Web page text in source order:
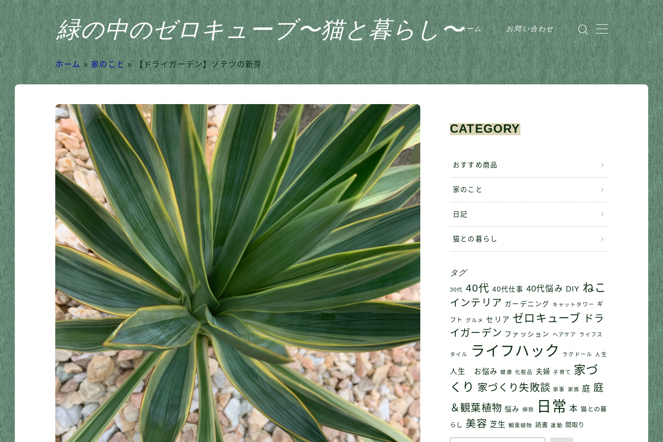
緑の中のゼロキューブ〜猫と暮らし〜ホーム お問い合わせ
おすすめ商品
家のこと
猫との暮らし
ホーム » 家のこと »【ドライガーデン】ソテツの新芽
CATEGORY
おすすめ商品
家のこと
日記
猫との暮らし
タグ
30代 40代 40代仕事 40代悩み DIY ねこ
インテリア ガーデニング キャットタワー ギ
フト グルメ セリア ゼロキューブ
ドラ
イガーデン ファッション ヘアケア ライフス
タイル ライフハック ラグドール 人生
人生 お悩み 健康 化粧品 夫婦 子育て
家づ
くり 家づくり失敗談 家事 家族 庭 庭
＆観葉植物 悩み 掃除 日常 本 猫との暮
らし 美容 芝生 観葉植物 読書 運動 間取り